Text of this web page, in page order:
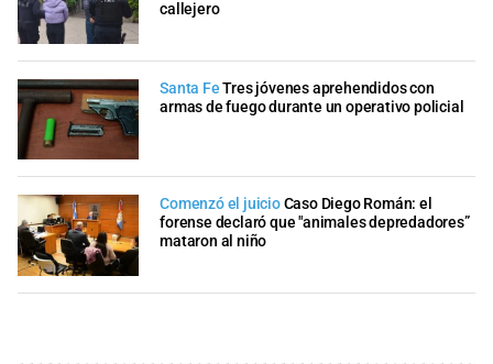
callejero
Santa Fe Tres jóvenes aprehendidos con
armas de fuego durante un operativo policial
Comenzó el juicioCaso Diego Román: el
forense declaró que "animales depredadores”
mataron al niño